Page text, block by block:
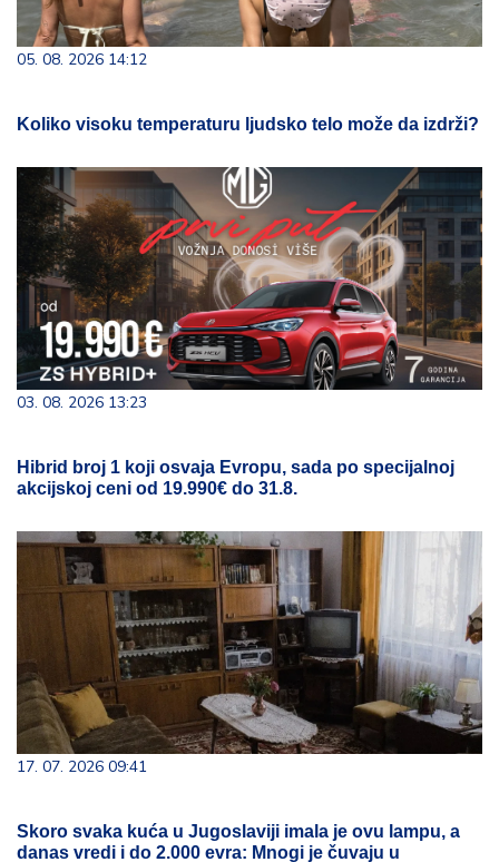
05. 08. 2026 14:12
Koliko visoku temperaturu ljudsko telo može da izdrži?
03. 08. 2026 13:23
Hibrid broj 1 koji osvaja Evropu, sada po specijalnoj
akcijskoj ceni od 19.990€ do 31.8.
17. 07. 2026 09:41
Skoro svaka kuća u Jugoslaviji imala je ovu lampu, a
danas vredi i do 2.000 evra: Mnogi je čuvaju u